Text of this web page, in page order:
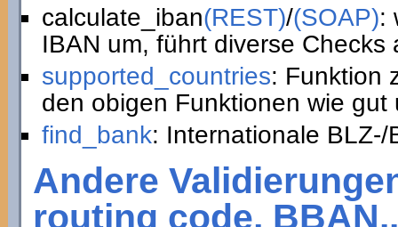
calculate_iban(REST)/(SOAP):
IBAN um, führt diverse
supported_countries: Funktion
den obigen Funktionen wie gut
find_bank: Internationale BLZ-/
Andere
routing code,